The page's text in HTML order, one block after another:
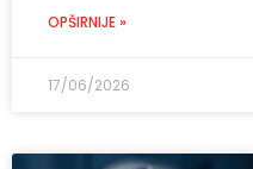
OPŠIRNIJE »
17/06/2026